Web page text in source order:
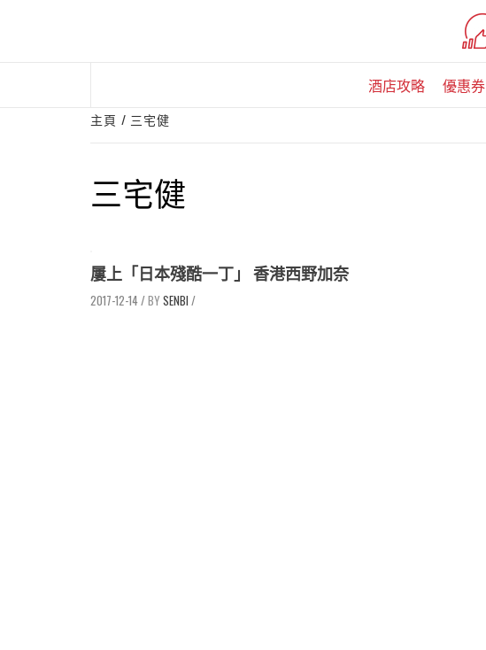
酒店攻略 優惠券
主頁 三宅健
三宅健
屢上「日本殘酷一丁」 香港西野加奈
2017-12-14/ SENBI /